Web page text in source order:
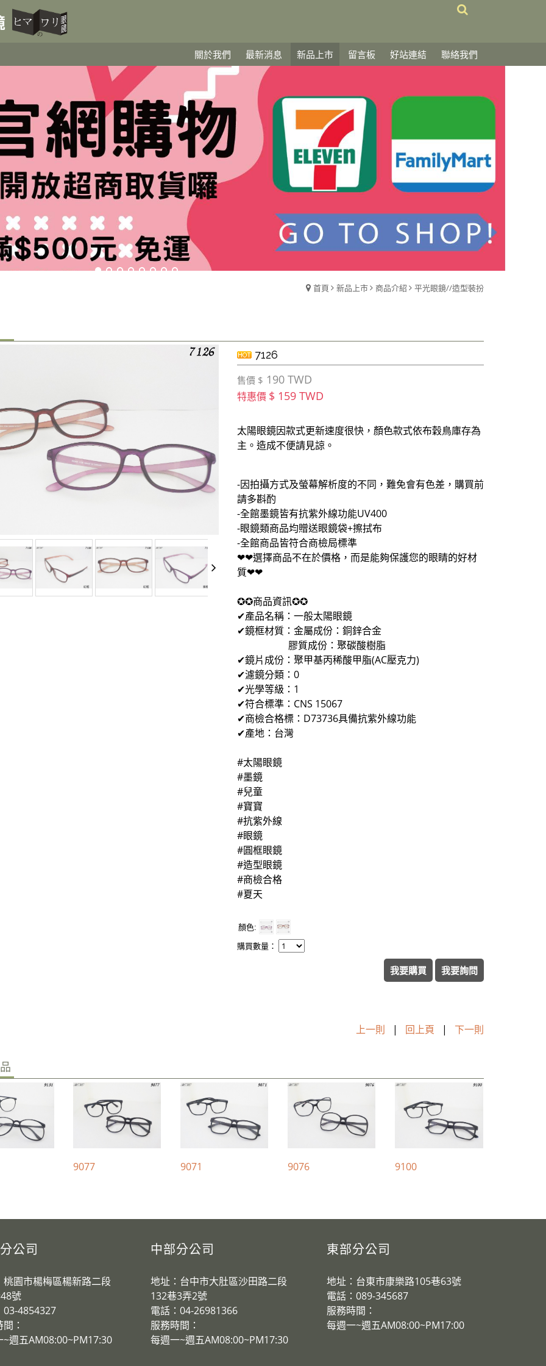
關於我們 最新消息 新品上市 留言板 好站連結 聯絡我們
首頁 新品上市 商品介紹 平光眼鏡//造型裝扮
7126
售價 $ 190 TWD
特惠價 $ 159 TWD
太陽眼鏡因款式更新速度很快，顏色款式依布穀鳥庫存為
主。造成不便請見諒。
-因拍攝方式及螢幕解析度的不同，難免會有色差，購買前
請多斟酌
-全館墨鏡皆有抗紫外線功能UV400
-眼鏡類商品均贈送眼鏡袋+擦拭布
-全館商品皆符合商檢局標準
❤❤選擇商品不在於價格，而是能夠保護您的眼睛的好材
質❤❤
✪✪商品資訊✪✪
✔產品名稱：一般太陽眼鏡
✔鏡框材質：金屬成份：銅鋅合金
膠質成份：聚碳酸樹脂
✔鏡片成份： 聚甲基丙稀酸甲脂(AC壓克力)
✔濾鏡分類：0
✔光學等級：1
✔符合標準：CNS 15067
✔商檢合格標：D73736具備抗紫外線功能
✔產地：台灣
#太陽眼鏡
#墨鏡
#兒童
#寶寶
#抗紫外線
#眼鏡
#圓框眼鏡
#造型眼鏡
#商檢合格
#夏天
顏色
購買數量：
我要購買 我要詢問
上一則 | 回上頁 | 下一則
9077 9071 9076 9100
公司
桃園市楊梅區楊新路二段
號
03-4854327
：
~週五AM08:00~PM17:30
中部分公司
地址：台中市大肚區沙田路二段
132巷3弄2號
電話：04-26981366
服務時間：
​每週一~週五AM08:00~PM17:30
東部分公司
地址：台東市康樂路105巷63號
電話：089-345687
服務時間：
​每週一~週五AM08:00~PM17:00